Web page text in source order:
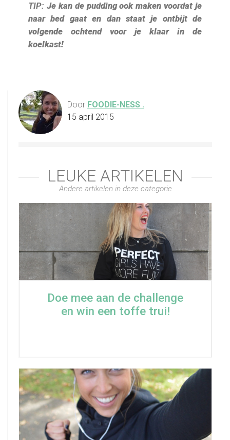
TIP: Je kan de pudding ook maken voordat je
naar bed gaat en dan staat je ontbijt de
volgende ochtend voor je klaar in de
koelkast!
Door FOODIE-NESS .
15 april 2015
LEUKE ARTIKELEN
Andere artikelen in deze categorie
Doe mee aan de challenge
en win een toffe trui!